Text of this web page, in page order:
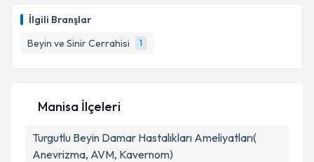
İlgili Branşlar
Beyin ve Sinir Cerrahisi
1
takvim hazırlandığında e-posta ile bilgilendireceğiz.
Metni'ni okudum ve kişisel verilerimin belirtilen
kapsamda işlenmesini kabul ediyorum.
Manisa İlçeleri
Turgutlu Beyin Damar Hastalıkları Ameliyatları(
Anevrizma, AVM, Kavernom)